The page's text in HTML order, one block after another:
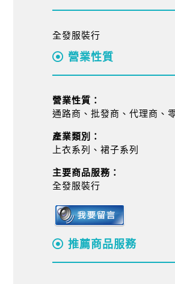
全發服裝行
營業性質
營業性質：
通路商、批發商、代理商、
產業類別：
上衣系列、裙子系列
主要商品服務：
全發服裝行
推薦商品服務